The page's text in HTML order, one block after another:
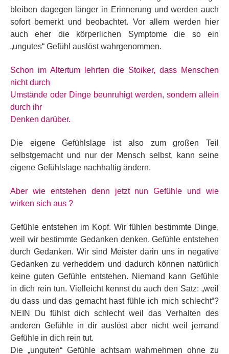
bleiben dagegen länger in Erinnerung und werden auch
sofort bemerkt und beobachtet. Vor allem werden hier
auch eher die körperlichen Symptome die so ein
„ungutes“ Gefühl auslöst wahrgenommen.
Schon im Altertum lehrten die Stoiker, dass Menschen
nicht durch
Umstände oder Dinge beunruhigt werden, sondern allein
durch ihr
Denken darüber.
Die eigene Gefühlslage ist also zum großen Teil
selbstgemacht und nur der Mensch selbst, kann seine
eigene Gefühlslage nachhaltig ändern.
Aber wie entstehen denn jetzt nun Gefühle und wie
wirken sich aus ?
Gefühle entstehen im Kopf. Wir fühlen bestimmte Dinge,
weil wir bestimmte Gedanken denken. Gefühle entstehen
durch Gedanken. Wir sind Meister darin uns in negative
Gedanken zu verheddern und dadurch können natürlich
keine guten Gefühle entstehen. Niemand kann Gefühle
in dich rein tun. Vielleicht kennst du auch den Satz: „weil
du dass und das gemacht hast fühle ich mich schlecht“?
NEIN Du fühlst dich schlecht weil das Verhalten des
anderen Gefühle in dir auslöst aber nicht weil jemand
Gefühle in dich rein tut.
Die „unguten“ Gefühle achtsam wahrnehmen ohne zu